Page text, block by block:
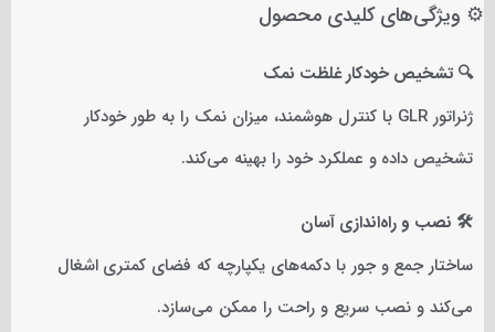
⚙️ ویژگی‌های کلیدی محصول
🔍 تشخیص خودکار غلظت نمک
ژنراتور GLR با کنترل هوشمند، میزان نمک را به طور خودکار
تشخیص داده و عملکرد خود را بهینه می‌کند.
🛠️ نصب و راه‌اندازی آسان
ساختار جمع و جور با دکمه‌های یکپارچه که فضای کمتری اشغال
می‌کند و نصب سریع و راحت را ممکن می‌سازد.